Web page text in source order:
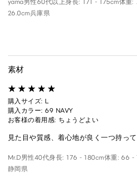
yama男性60代以上身長: 171 - 175cm体重:
26.0cm兵庫県
素材
購入サイズ: L
購入カラー: 69 NAVY
お客様の着用感: ちょうどよい
見た目や質感、着心地が良く一つ持って
Mr.D男性40代身長: 176 - 180cm体重: 66 -
静岡県